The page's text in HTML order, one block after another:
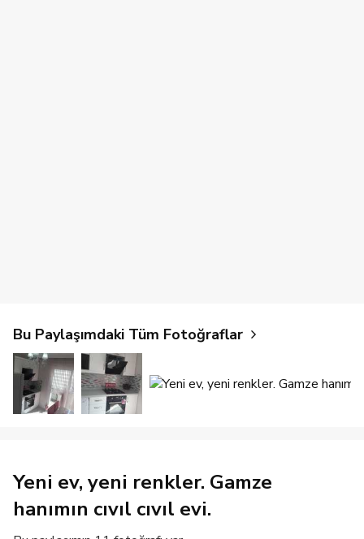
Bu Paylaşımdaki Tüm Fotoğraflar
Yeni ev, yeni renkler. Gamze
hanımın cıvıl cıvıl evi.